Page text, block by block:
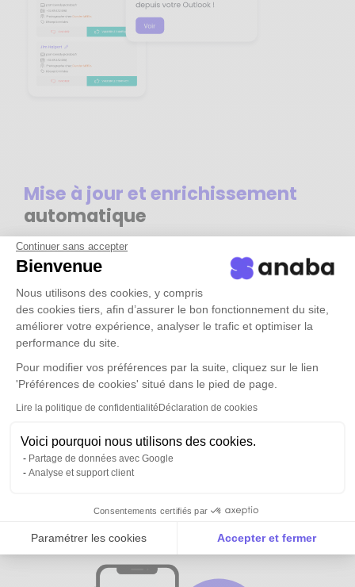
Continuer sans accepter
Bienvenue
Nous utilisons des cookies, y compris
des cookies tiers, afin d’assurer le bon fonctionnement du site,
améliorer votre expérience, analyser le trafic et optimiser la
performance du site.
Pour modifier vos préférences par la suite, cliquez sur le lien
'Préférences de cookies' situé dans le pied de page.
Lire la politique de confidentialitéDéclaration de cookies
Voici pourquoi nous utilisons des cookies.
Partage de données avec Google
Analyse et support client
Consentements certifiés par
Paramétrer les cookies Accepter et fermer
Axeptio consent
Plateforme de Gestion du Consentement :
Mise à jour et enrichissement
automatique
équipesdisponibles partout